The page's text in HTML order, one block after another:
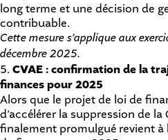
long terme et une décision de
contribuable.
Cette mesure s’applique aux
décembre 2025.
5. CVAE : confirmation de la
finances pour 2025
Alors que le projet de loi de
d’accélérer la suppression de
finalement promulgué revient